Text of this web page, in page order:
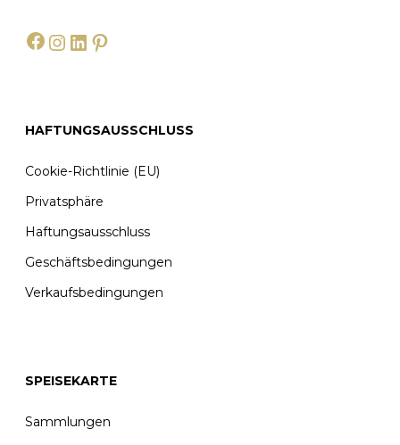
Facebook
Instagram
LinkedIn
HAFTUNGSAUSSCHLUSS
Cookie-Richtlinie (EU)
Privatsphäre
Haftungsausschluss
Geschäftsbedingungen
Verkaufsbedingungen
SPEISEKARTE
Sammlungen